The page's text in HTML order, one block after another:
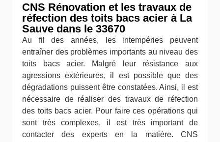
CNS Rénovation et les travaux de
réfection des toits bacs acier à La
Sauve dans le 33670
Au fil des années, les intempéries peuvent
entraîner des problèmes importants au niveau des
toits bacs acier. Malgré leur résistance aux
agressions extérieures, il est possible que des
dégradations puissent être constatées. Ainsi, il est
nécessaire de réaliser des travaux de réfection
des toits bacs acier. Pour faire ces opérations qui
sont très complexes, il est très important de
contacter des experts en la matière. CNS